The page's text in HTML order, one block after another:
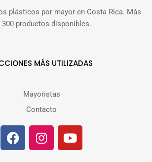
plásticos por mayor en Costa Rica. Más
300 productos disponibles.
MÁS UTILIZADAS
Mayoristas
Contacto